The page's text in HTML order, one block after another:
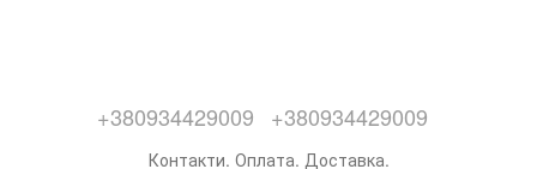
+380934429009 +380934429009
Контакти. Оплата. Доставка.